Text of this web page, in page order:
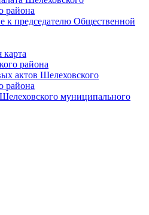
района
к председателю Общественной
карта
района
актов Шелеховского
района
муниципального